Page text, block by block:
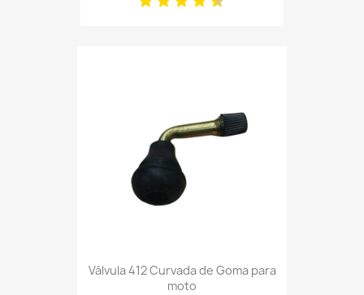
Válvula 412 Curvada de Goma para
moto